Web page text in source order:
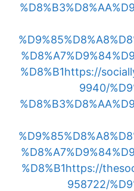
%D8%B1https://
9940/
%D8%B1https://
958722/